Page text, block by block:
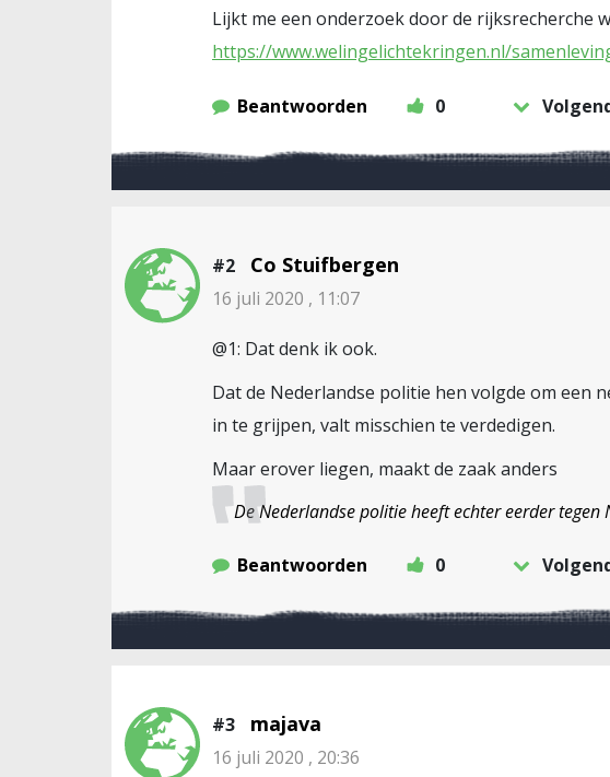
Lijkt me een onderzoek door de rijksrecherche
https://www.welingelichtekringen.nl/
Beantwoorden 0
#2 Co Stuifbergen
16 juli 2020 , 11:07
@1: Dat denk ik ook.
Dat de Nederlandse politie hen volgde om een
in te grijpen, valt misschien te verdedigen.
Maar erover liegen, maakt de zaak anders
De Nederlandse politie heeft echter eerder tegen
Beantwoorden 0
#3 majava
16 juli 2020 , 20:36